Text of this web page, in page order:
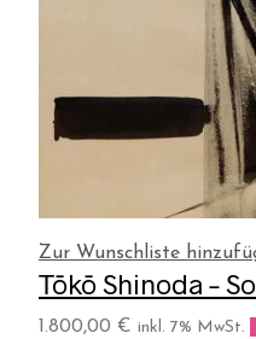
Zur Wunschliste
Tōkō Shinoda –
1.800,00 € inkl. 7% MwSt.